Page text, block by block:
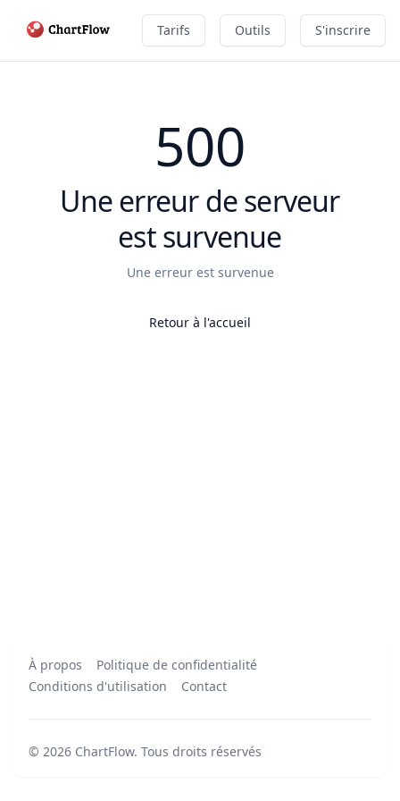
Tarifs Outils S'inscrire
500
Une erreur de serveur
est survenue
Une erreur est survenue
Retour à l'accueil
À propos
Politique de confidentialité
Conditions d'utilisation
Contact
© 2026 ChartFlow. Tous droits réservés